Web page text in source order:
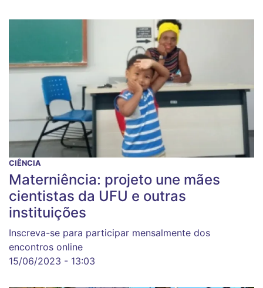
CIÊNCIA
Materniência: projeto une mães
cientistas da UFU e outras
instituições
Inscreva-se para participar mensalmente dos
encontros online
15/06/2023 - 13:03